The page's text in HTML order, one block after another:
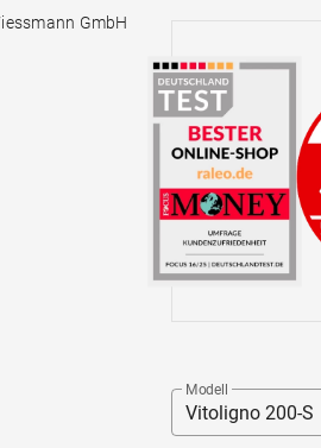
GmbH
Modell
Vitoligno 200-S